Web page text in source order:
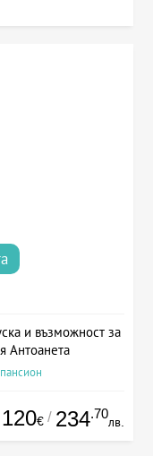
и възможност за
Антоанета
120€ / 234.70
лв.